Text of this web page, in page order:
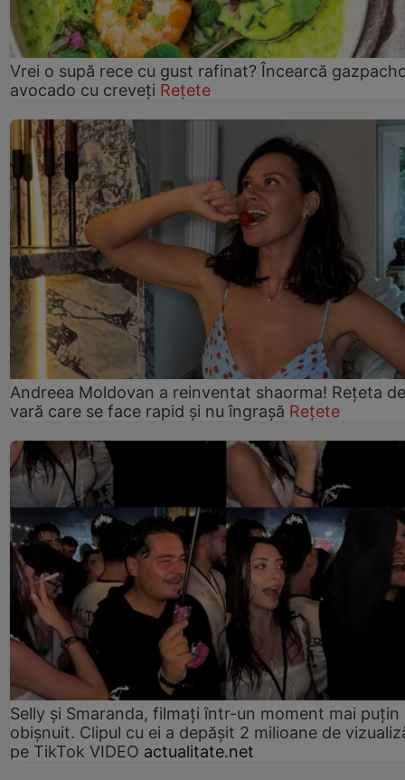
Vrei o supă rece cu gust rafinat? Încearcă
avocado cu creveți Rețete
Andreea Moldovan a reinventat shaorma! Rețeta de
vară care se face rapid și nu îngrașă Rețete
Selly și Smaranda, filmați într-un moment mai puțin
obișnuit. Clipul cu ei a depășit 2 milioane de
pe TikTok VIDEO actualitate.net